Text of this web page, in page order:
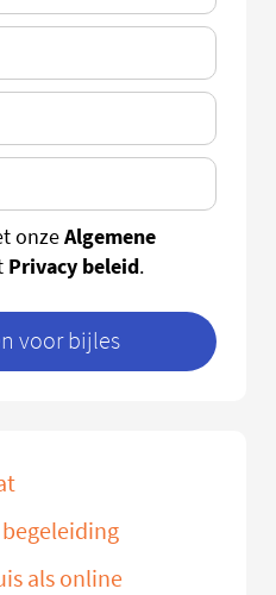
onzeAlgemene
Privacy beleid.
voor bijles
als online